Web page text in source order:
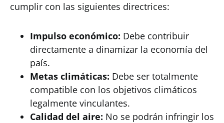
cumplir con las siguientes directrices:
Impulso económico: Debe contribuir
directamente a dinamizar la economía del
país.
Metas climáticas: Debe ser totalmente
compatible con los objetivos climáticos
legalmente vinculantes.
Calidad del aire: No se podrán infringir los